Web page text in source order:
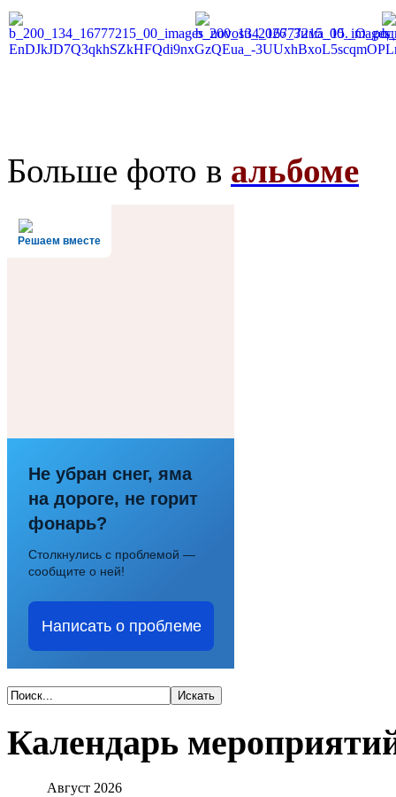
Больше фото в альбоме
Решаем вместе
Не убран снег, яма
на дороге, не горит
фонарь?
Столкнулись с проблемой —
сообщите о ней!
Написать о проблеме
Календарь
Август 2026